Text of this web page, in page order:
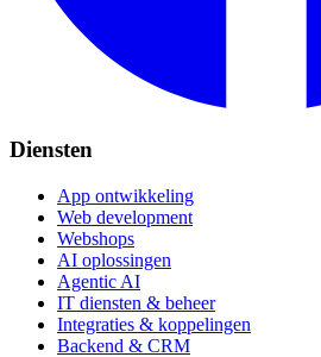
Diensten
App ontwikkeling
Web development
Webshops
AI oplossingen
Agentic AI
IT diensten & beheer
Integraties & koppelingen
Backend & CRM